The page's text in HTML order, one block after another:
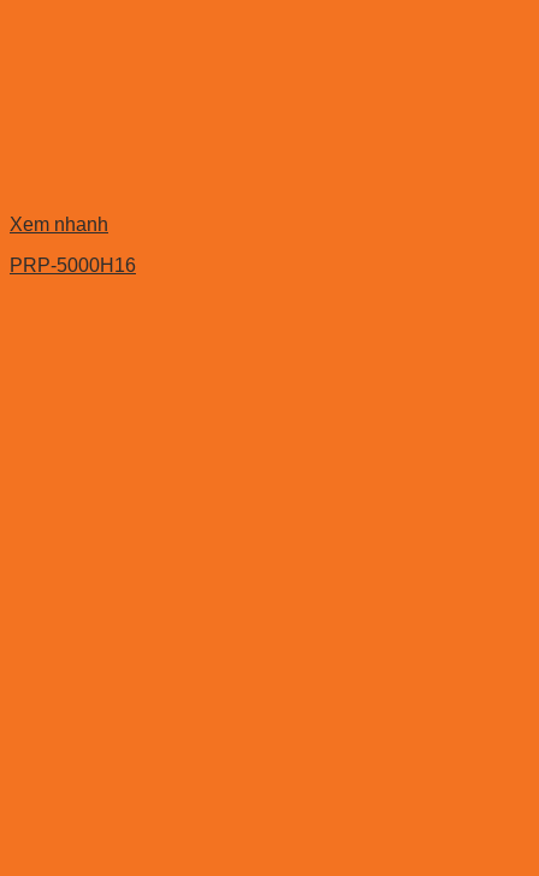
Xem nhanh
PRP-5000H16